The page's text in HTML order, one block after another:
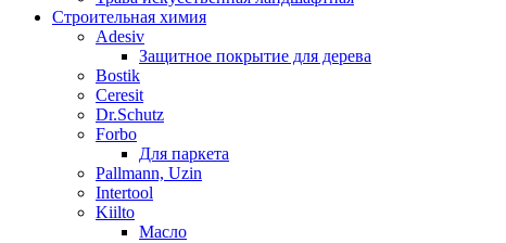
Строительная химия
Adesiv
Защитное покрытие для дерева
Bostik
Ceresit
Dr.Schutz
Forbo
Для паркета
Pallmann, Uzin
Intertool
Kiilto
Масло